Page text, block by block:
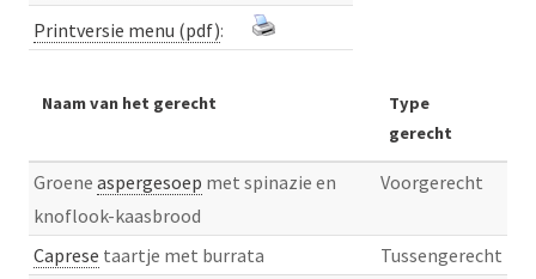
Printversie menu (pdf):
Naam van het gerecht
Type
gerecht
Groene aspergesoep met spinazie en
knoflook-kaasbrood
Voorgerecht
Caprese taartje met burrata
Tussengerecht